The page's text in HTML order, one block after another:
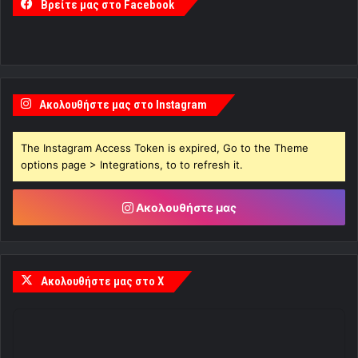
Βρείτε μας στο Facebook
Ακολουθήστε μας στο Instagram
The Instagram Access Token is expired, Go to the Theme
options page > Integrations, to to refresh it.
Ακολουθήστε μας
Ακολουθήστε μας στο X